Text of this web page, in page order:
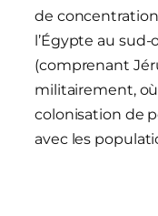
de
l’Égypte au sud-
(comprenant
militairement,
colonisation de
avec les